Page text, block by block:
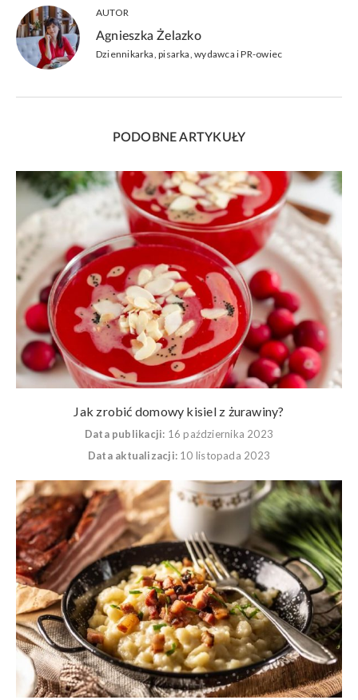
AUTOR
Agnieszka Żelazko
Dziennikarka, pisarka, wydawca i PR-owiec
PODOBNE ARTYKUŁY
Jak zrobić domowy kisiel z żurawiny?
Data publikacji: 16 października 2023
Data aktualizacji: 10 listopada 2023